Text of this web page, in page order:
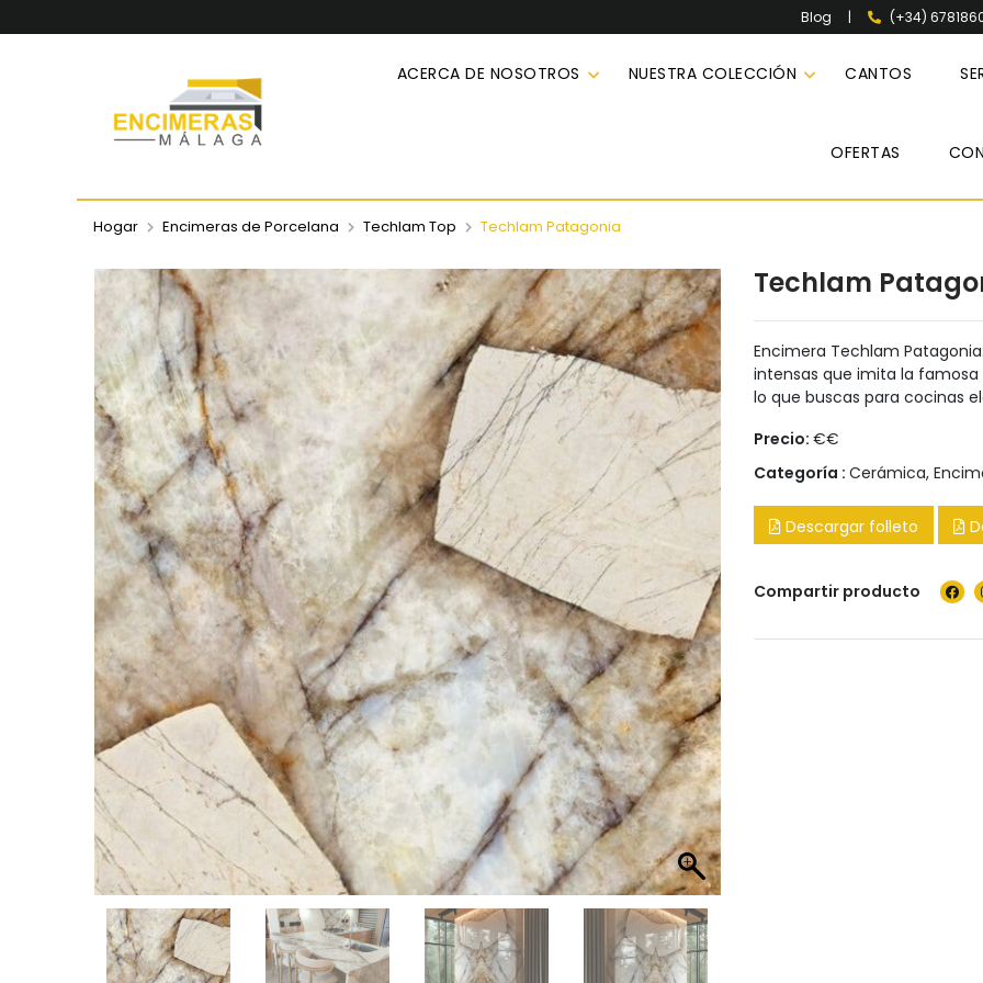
Blog | (+34)
ACERCA DE NOSOTROS NUESTRA COLECCIÓN CANTOS
OFERTAS
Hogar Encimeras de Porcelana Techlam Top Techlam Patagonia
Techlam
Encimera Techlam
intensas que imita la
lo que buscas para cocinas
Precio: €€
Categoría : Cerámica,
Descargar folleto
Compartir producto